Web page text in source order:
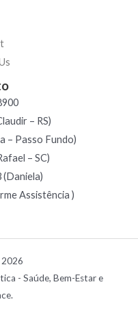
– RS)
– Passo Fundo)
– SC)
(Daniela)
Assistência )
- Saúde, Bem-Estar e